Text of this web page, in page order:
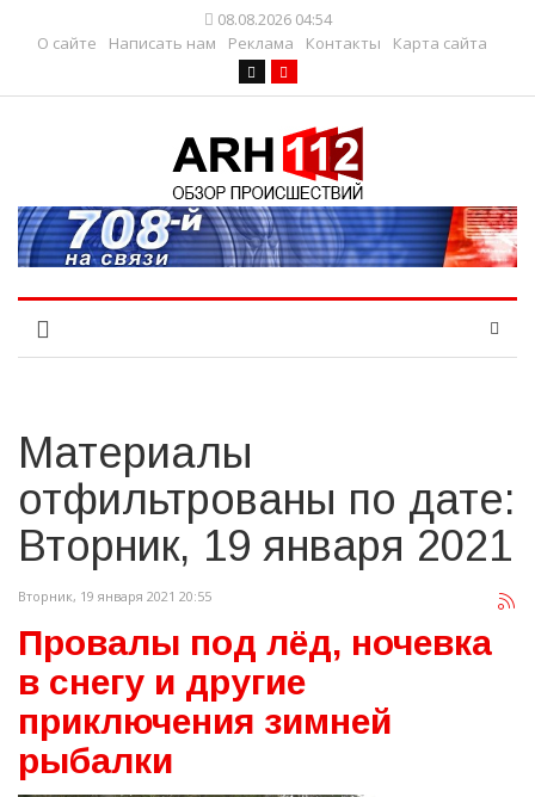
08.08.2026 04:54
О сайте
Написать нам Реклама Контакты Карта сайта
Материалы
отфильтрованы по дате:
Вторник, 19 января 2021
Вторник, 19 января 2021 20:55
Провалы под лёд, ночевка
в снегу и другие
приключения зимней
рыбалки